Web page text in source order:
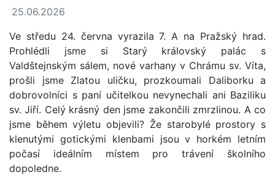
25.06.2026
Ve středu 24. června vyrazila 7. A na Pražský hrad.
Prohlédli jsme si Starý královský palác s
Valdštejnským sálem, nové varhany v Chrámu sv. Víta,
prošli jsme Zlatou uličku, prozkoumali Daliborku a
dobrovolníci s paní učitelkou nevynechali ani Baziliku
sv. Jiří. Celý krásný den jsme zakončili zmrzlinou. A co
jsme během výletu objevili? Že starobylé prostory s
klenutými gotickými klenbami jsou v horkém letním
počasí ideálním místem pro trávení školního
dopoledne.